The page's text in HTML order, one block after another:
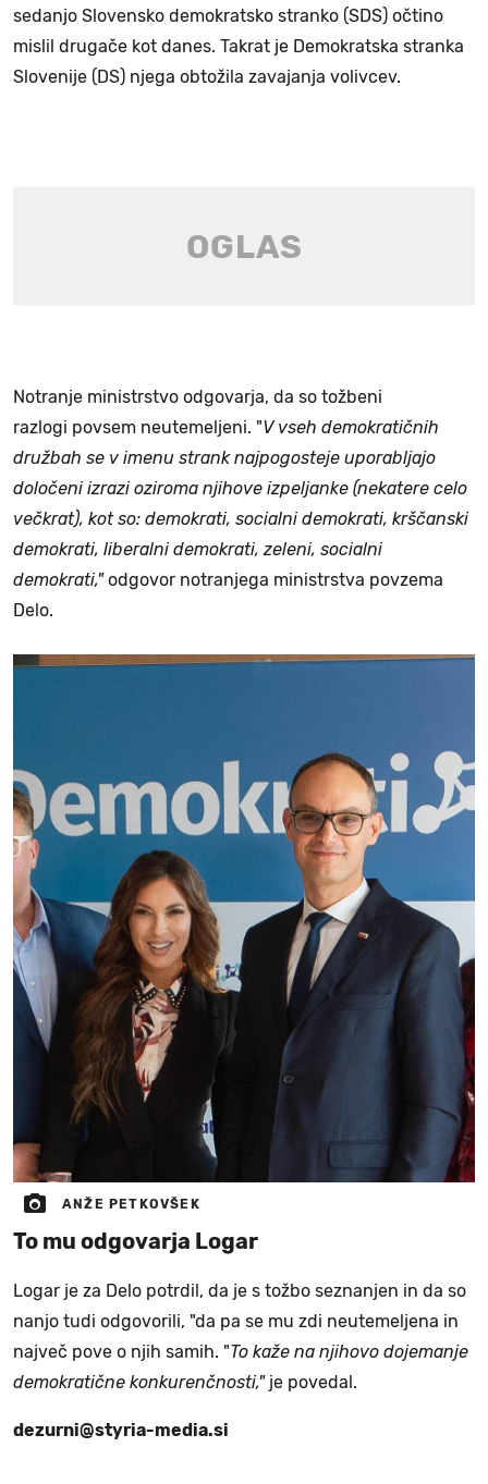
sedanjo Slovensko demokratsko stranko (SDS) očtino
mislil drugače kot danes. Takrat je Demokratska stranka
Slovenije (DS) njega obtožila zavajanja volivcev.
Notranje ministrstvo odgovarja, da so tožbeni
razlogi povsem neutemeljeni. "V vseh demokratičnih
družbah se v imenu strank najpogosteje uporabljajo
določeni izrazi oziroma njihove izpeljanke (nekatere celo
večkrat), kot so: demokrati, socialni demokrati, krščanski
demokrati, liberalni demokrati, zeleni, socialni
demokrati,"odgovor notranjega ministrstva povzema
Delo.
ANŽE PETKOVŠEK
To mu odgovarja Logar
Logar je za Delo potrdil, da je s tožbo seznanjen in da so
nanjo tudi odgovorili, "da pa se mu zdi neutemeljena in
največ pove o njih samih. "To kaže na njihovo dojemanje
demokratične konkurenčnosti,"je povedal.
dezurni@styria-media.si